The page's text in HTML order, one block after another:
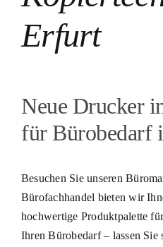
Erfurt
Neue Drucker
für Bürobedarf
Besuchen Sie unseren
Bürofachhandel bieten wir
hochwertige Produktpalette
Ihren Bürobedarf – lassen Sie